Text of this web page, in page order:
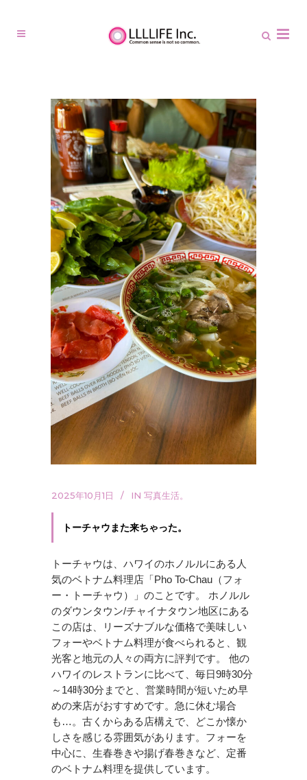
2025年10月1日 IN 写真生活。
トーチャウまた来ちゃった。
トーチャウは、ハワイのホノルルにある人
気のベトナム料理店「Pho To-Chau（フォ
ー・トーチャウ）」のことです。 ホノルル
のダウンタウン/チャイナタウン地区にある
この店は、リーズナブルな価格で美味しい
フォーやベトナム料理が食べられると、観
光客と地元の人々の両方に評判です。 他の
ハワイのレストランに比べて、毎日9時30分
～14時30分までと、営業時間が短いため早
めの来店がおすすめです。急に休む場合
も…。古くからある店構えで、どこか懐か
しさを感じる雰囲気があります。フォーを
中心に、生春巻きや揚げ春巻きなど、定番
のベトナム料理を提供しています。